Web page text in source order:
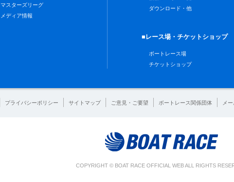
マスターズリーグ
メディア情報
ダウンロード・他
■レース場・チケットショップ
ボートレース場
チケットショップ
プライバシーポリシー サイトマップ ご意見・ご要望 ボートレース関係団体 メ
COPYRIGHT © BOAT RACE OFFICIAL WEB ALL RIGHTS